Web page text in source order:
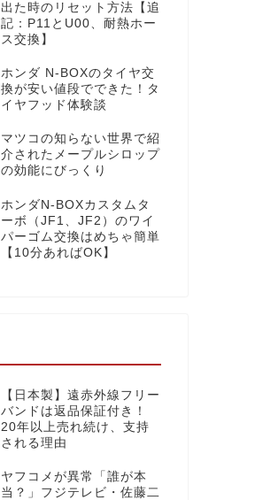
出た時のリセット方法【追
記：P11とU00、耐熱ホー
ス交換】
ホンダ N-BOXのタイヤ交
換が安い値段でできた！タ
イヤフッド体験談
マツコの知らない世界で紹
介されたメープルシロップ
の効能にびっくり
ホンダN-BOXカスタムタ
ーボ（JF1、JF2）のワイ
パーゴム交換はめちゃ簡単
【10分あればOK】
【日本製】遠赤外線フリー
バンドは返品保証付き！
20年以上売れ続け、支持
される理由
ヤフコメが異常「誰が本
当？」フジテレビ・佐藤二